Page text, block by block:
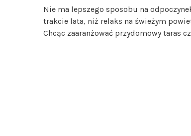
Nie ma lepszego sposobu na
trakcie lata, niż relaks na świeżym
Chcąc zaaranżować przydomowy taras